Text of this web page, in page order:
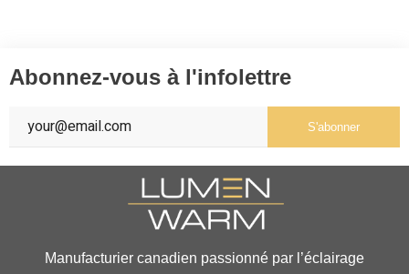
Abonnez-vous à l'infolettre
S'abonner
Manufacturier canadien passionné par l’éclairage